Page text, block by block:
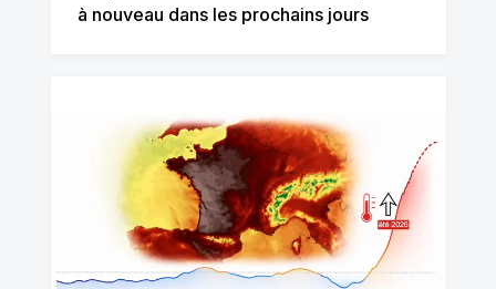
à nouveau dans les prochains jours